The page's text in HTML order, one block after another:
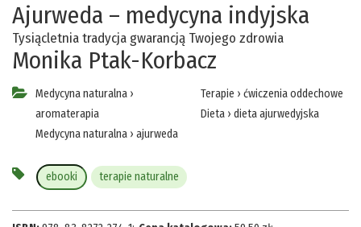
Ajurweda – medycyna indyjska
Tysiącletnia tradycja gwarancją Twojego zdrowia
Monika Ptak-Korbacz
Medycyna naturalna ›
aromaterapia
Medycyna naturalna › ajurweda
Terapie › ćwiczenia oddechowe
Dieta› dieta ajurwedyjska
ebooki terapie naturalne